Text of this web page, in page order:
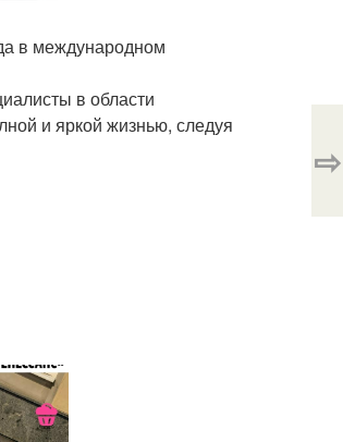
в международном
в области
и яркой жизнью, следуя
⇨